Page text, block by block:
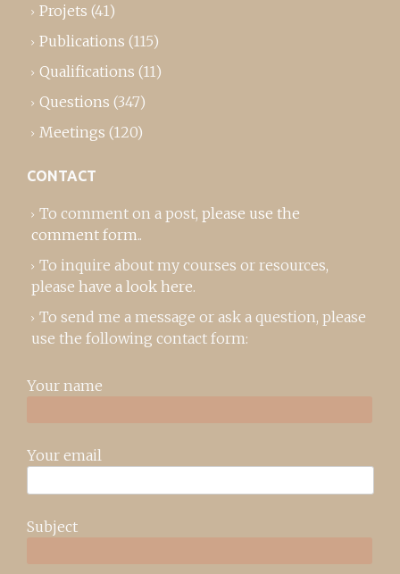
Projets (41)
Publications (115)
Qualifications (11)
Questions (347)
Meetings (120)
CONTACT
To comment on a post, please use the
comment form..
To inquire about my courses or resources,
please have a look here.
To send me a message or ask a question, please
use the following contact form:
Your name
Your email
Subject